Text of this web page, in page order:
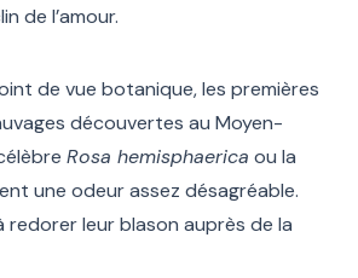
de l’amour.
de vue botanique, les premières
découvertes au Moyen-
Rosa hemisphaerica ou la
une odeur assez désagréable.
redorer leur blason auprès de la